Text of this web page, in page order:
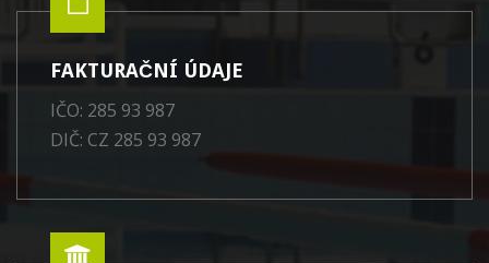
FAKTURAČNÍ ÚDAJE
IČO: 285 93 987
DIČ: CZ 285 93 987